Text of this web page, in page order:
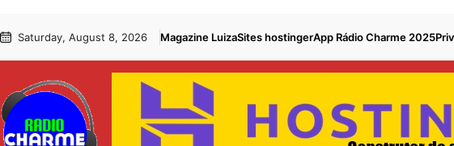
para
conteúdo
to Saturday, August 8, 2026 Magazine LuizaSites hostingerApp Rádio Charme 2025